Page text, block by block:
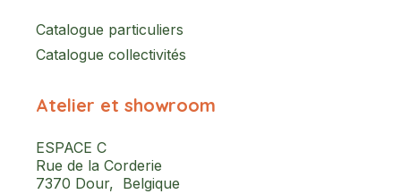
Catalogue particuliers
Catalogue collectivités
Atelier et showroom
ESPACE C
Rue de la Corderie
7370 Dour, Belgique